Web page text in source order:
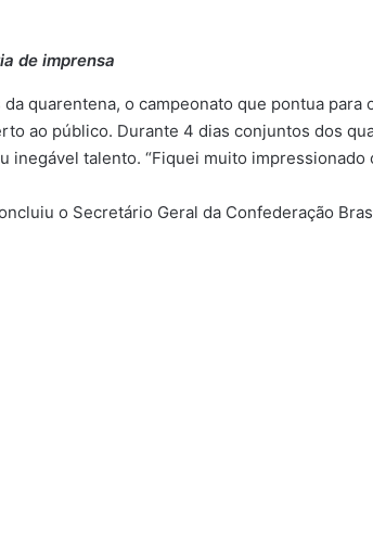
de imprensa
quarentena, o campeonato que pontua para
ao público. Durante 4 dias conjuntos dos
inegável talento. “Fiquei muito
o Secretário Geral da Confederação